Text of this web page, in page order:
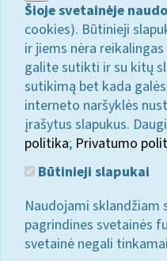
Šioje svetainėje
cookies). Būtinieji
ir jiems nėra
galite sutikti ir su kitų
sutikimą bet kada
interneto naršyklės
įrašytus slapukus.
politika; Privatumo
Būtinieji slapukai
Naudojami sklandžiam
pagrindines svetainės
svetainė negali